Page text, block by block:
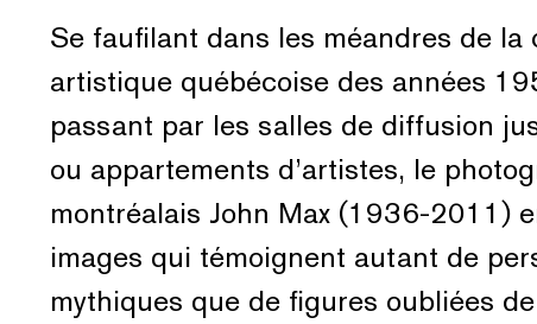
Se faufilant dans les méandres de la
artistique québécoise des années
passant par les salles de diffusion
ou appartements d’artistes, le
montréalais John Max (1936-2011)
images qui témoignent autant de
mythiques que de figures oubliées